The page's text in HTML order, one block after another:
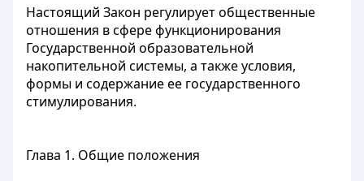
Настоящий Закон регулирует общественные
отношения в сфере функционирования
Государственной образовательной
накопительной системы, а также условия,
формы и содержание ее государственного
стимулирования.
Глава 1. Общие положения